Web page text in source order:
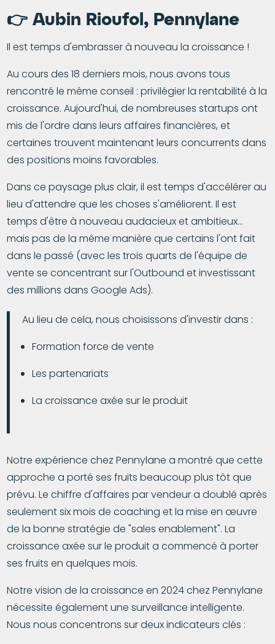
👉Aubin Rioufol , Pennylane
Il est temps d'embrasser à nouveau la croissance !
Au cours des 18 derniers mois, nous avons tous
rencontré le même conseil : privilégier la rentabilité à la
croissance. Aujourd'hui, de nombreuses startups ont
mis de l'ordre dans leurs affaires financières, et
certaines trouvent maintenant leurs concurrents dans
des positions moins favorables.
Dans ce paysage plus clair, il est temps d'accélérer au
lieu d'attendre que les choses s'améliorent. Il est
temps d'être à nouveau audacieux et ambitieux…
mais pas de la même manière que certains l'ont fait
dans le passé (avec les trois quarts de l'équipe de
vente se concentrant sur l'Outbound et investissant
des millions dans Google Ads).
Au lieu de cela, nous choisissons d'investir dans :
Formation force de vente
Les partenariats
La croissance axée sur le produit
Notre expérience chez Pennylane a montré que cette
approche a porté ses fruits beaucoup plus tôt que
prévu. Le chiffre d'affaires par vendeur a doublé après
seulement six mois de coaching et la mise en œuvre
de la bonne stratégie de "sales enablement". La
croissance axée sur le produit a commencé à porter
ses fruits en quelques mois.
Notre vision de la croissance en 2024 chez Pennylane
nécessite également une surveillance intelligente.
Nous nous concentrons sur deux indicateurs clés :